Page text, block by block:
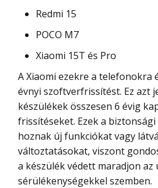
Redmi 15
POCO M7
Xiaomi 15T és Pro
A Xiaomi ezekre a telefonokra és tabletekre ígér 6
évnyi szoftverfrissítést. Ez azt
készülékek összesen 6 évig
frissítéseket. Ezek a
hoznak új funkciókat vagy
változtatásokat, viszont
a készülék védett maradjon
sérülékenységekkel szemben.